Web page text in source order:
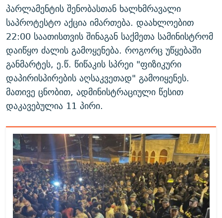
პარლამენტის შენობასთან ხალხმრავალი
საპროტესტო აქცია იმართება. დაახლოებით
22:00 საათისთვის შინაგან საქმეთა სამინისტრომ
დაიწყო ძალის გამოყენება. როგორც უწყებაში
განმარტეს, ე.წ. წიწაკის სპრეი "ფიზიკური
დაპირისპირების აღსაკვეთად" გამოიყენეს.
მათივე ცნობით, ადმინისტრაციული წესით
დაკავებულია 11 პირი.